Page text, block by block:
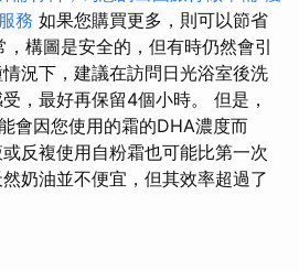
務 如果您購買更多，則可以節省
構圖是安全的，但有時仍然會引
況下，建議在訪問日光浴室後洗
，最好再保留4個小時。 但是，
會因您使用的霜的DHA濃度而
反複使用自粉霜也可能比第一次
奶油並不便宜，但其效率超過了